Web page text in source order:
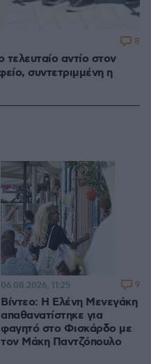
τελευταίο αντίο στον
συντετριμμένη η
8
Βίντεο: Η Ελένη Μενεγάκη
απαθανατίστηκε για
φαγητό στο Φισκάρδο με
τον Μάκη Παντζόπουλο
06.08.2026, 11:25 9